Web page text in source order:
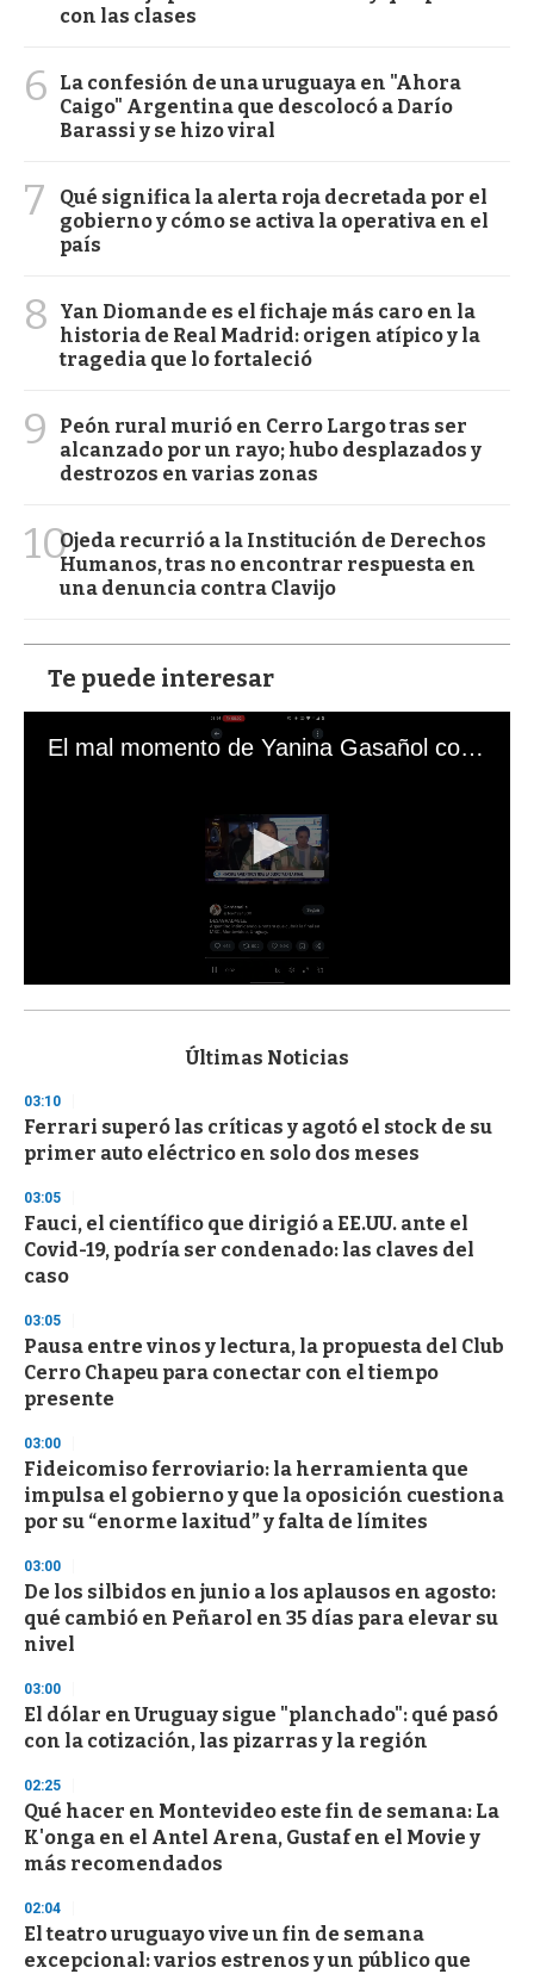
con las clases
6
La confesión de una uruguaya en "Ahora
Caigo" Argentina que descolocó a Darío
Barassi y se hizo viral
7
Qué significa la alerta roja decretada por el
gobierno y cómo se activa la operativa en el
país
8
Yan Diomande es el fichaje más caro en la
historia de Real Madrid: origen atípico y la
tragedia que lo fortaleció
9
Peón rural murió en Cerro Largo tras ser
alcanzado por un rayo; hubo desplazados y
destrozos en varias zonas
10Ojeda recurrió a la Institución de Derechos
Humanos, tras no encontrar respuesta en
una denuncia contra Clavijo
Te puede interesar
El mal momento de Yanina Gasañol con un hincha argentino en "Subrayado"
s
d
s
o
f
3
s
e
c
o
d
s
Últimas Noticias
03:10
Ferrari superó las críticas y agotó el stock de su
primer auto eléctrico en solo dos meses
03:05
Fauci, el científico que dirigió a EE.UU. ante el
Covid-19, podría ser condenado: las claves del
caso
03:05
Pausa entre vinos y lectura, la propuesta del Club
Cerro Chapeu para conectar con el tiempo
presente
03:00
Fideicomiso ferroviario: la herramienta que
impulsa el gobierno y que la oposición cuestiona
por su “enorme laxitud” y falta de límites
03:00
De los silbidos en junio a los aplausos en agosto:
qué cambió en Peñarol en 35 días para elevar su
nivel
03:00
El dólar en Uruguay sigue "planchado": qué pasó
con la cotización, las pizarras y la región
02:25
Qué hacer en Montevideo este fin de semana: La
K'onga en el Antel Arena, Gustaf en el Movie y
más recomendados
02:04
El teatro uruguayo vive un fin de semana
excepcional: varios estrenos y un público que